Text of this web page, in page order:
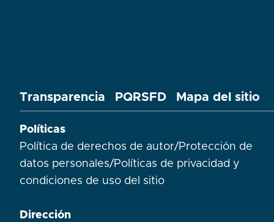
Transparencia PQRSFD Mapa del sitio
Políticas
Política de derechos de autor/Protección de
datos personales/Políticas de privacidad y
condiciones de uso del sitio​
Dirección